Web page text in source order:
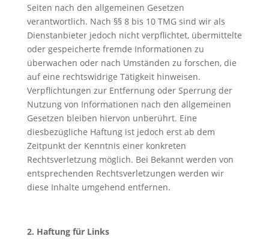
Seiten nach den allgemeinen Gesetzen
verantwortlich. Nach §§ 8 bis 10 TMG sind wir als
Dienstanbieter jedoch nicht verpflichtet, übermittelte
oder gespeicherte fremde Informationen zu
überwachen oder nach Umständen zu forschen, die
auf eine rechtswidrige Tätigkeit hinweisen.
Verpflichtungen zur Entfernung oder Sperrung der
Nutzung von Informationen nach den allgemeinen
Gesetzen bleiben hiervon unberührt. Eine
diesbezügliche Haftung ist jedoch erst ab dem
Zeitpunkt der Kenntnis einer konkreten
Rechtsverletzung möglich. Bei Bekannt werden von
entsprechenden Rechtsverletzungen werden wir
diese Inhalte umgehend entfernen.
2. Haftung für Links